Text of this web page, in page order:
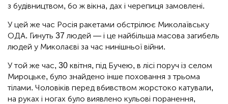
з будівництвом, бо ж вікна, дах і черепиця замовлені.
У цей же час Росія ракетами обстрілює Миколаївську
ОДА. Гинуть 37 людей — і це найбільша масова загибель
людей у Миколаєві за час нинішньої війни.
У той же час, 30 квітня, під Бучею, в лісі поруч із селом
Мироцьке, було знайдено інше поховання з трьома
тілами. Чоловіків перед вбивством жорстоко катували,
на руках і ногах було виявлено кульові поранення,